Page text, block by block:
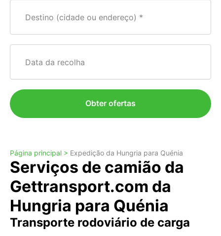
Destino (cidade ou endereço)
Data da recolha
Obter ofertas
Página principal > Expedição da Hungria para Quénia
Serviços de camião da
Gettransport.com da
Hungria para Quénia
Transporte rodoviário de carga